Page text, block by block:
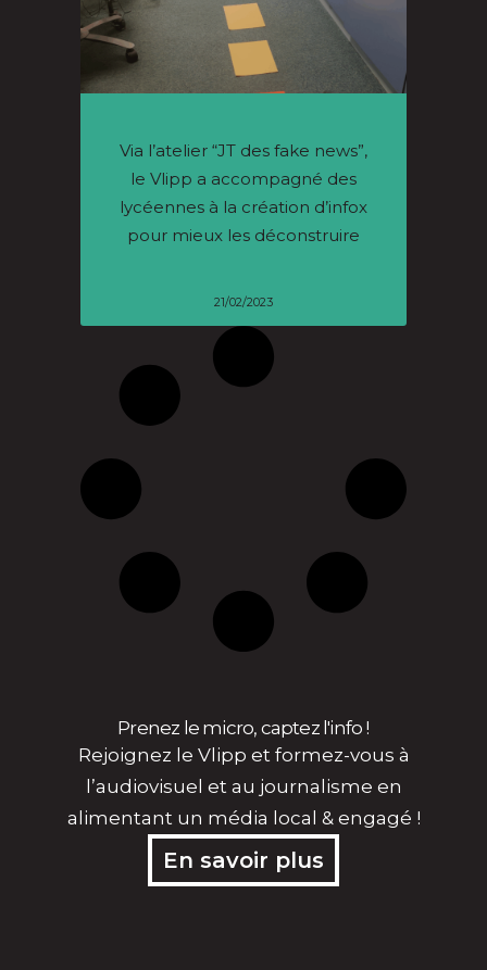
Via l’atelier “JT des fake news”,
le Vlipp a accompagné des
lycéennes à la création d’infox
pour mieux les déconstruire
21/02/2023
Prenez le micro, captez l'info !
Rejoignez le Vlipp et formez-vous à
l’audiovisuel et au journalisme en
alimentant un média local & engagé !
En savoir plus